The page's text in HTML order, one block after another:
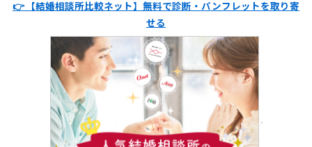
👉 【結婚相談所比較ネット】無料で診断・パンフレットを取り寄
せる